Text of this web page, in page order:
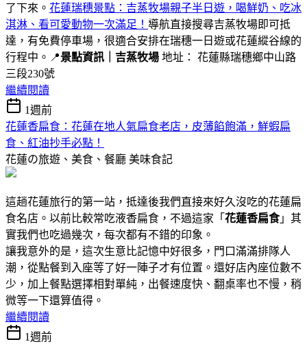
了下來。 花蓮瑞穗景點：吉蒸牧場親子半日遊，喝鮮奶、吃冰
淇淋、看可愛動物一次滿足！ 導航直接搜尋吉蒸牧場即可抵
達，有免費停車場，很適合安排在瑞穗一日遊或花蓮縱谷線的
行程中。📍景點資訊｜吉蒸牧場 地址： 花蓮縣瑞穗鄉中山路
三段230號
繼續閱讀
1週前
花蓮香扁食：花蓮在地人氣扁食老店，皮薄餡飽滿，鮮蝦扁
食、紅油抄手必點！
花蓮の旅遊、美食、餐廳 美味食記
這趟花蓮旅行的第一站，抵達後我們直接來好久沒吃的花蓮扁
食名店。以前比較常吃液香扁食，不過這家「 花蓮香扁食」其
實我們也吃過幾次，每次都有不錯的印象。
讓我意外的是，這次生意比記憶中好很多，門口滿滿排隊人
潮，從點餐到入座等了好一陣子才有位置。還好店內座位數不
少，加上餐點選擇相對單純，出餐速度快、翻桌率也不慢，稍
微等一下還算值得。
繼續閱讀
1週前